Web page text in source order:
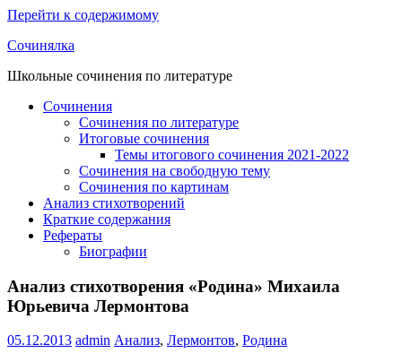
Перейти к содержимому
Сочинялка
Школьные сочинения по литературе
Сочинения
Сочинения по литературе
Итоговые сочинения
Темы итогового сочинения 2021-2022
Сочинения на свободную тему
Сочинения по картинам
Анализ стихотворений
Краткие содержания
Рефераты
Биографии
Анализ стихотворения «Родина» Михаила
Юрьевича Лермонтова
05.12.2013 admin Анализ, Лермонтов, Родина